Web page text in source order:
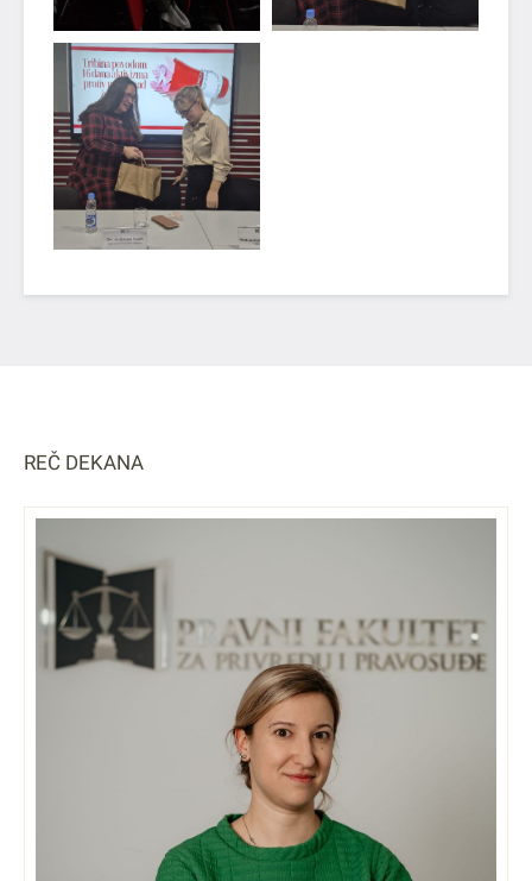
REČ DEKANA